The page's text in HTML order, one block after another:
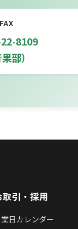
FAX
8109
部）
引・採用
日カレンダー